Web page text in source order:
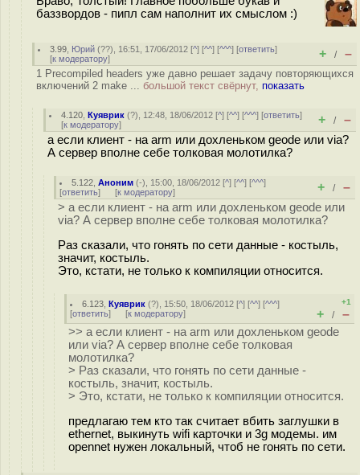
баззвордов - пипл сам наполнит их смыслом :)
3.99 Юрий (??), 16:51, 17/06/2012 [^] [^^] [^^^] [ответить]
[к модератору] + / –
1 Precompiled headers уже давно решает задачу повторяющихся
включений 2 make ... большой текст свёрнут, показать
4.120 ,Куяврик (?), 12:48, 18/06/2012 [^] [^^] [^^^] [ответить]
[к модератору] + / –
а если клиент - на arm или дохленьком geode или via?
А сервер вполне себе толковая молотилка?
5.122 ,Аноним (-), 15:00, 18/06/2012 [^] [^^] [^^^]
[ответить] [к модератору] + / –
> а если клиент - на arm или дохленьком geode или
via? А сервер вполне себе толковая молотилка?
Раз сказали, что гонять по сети данные - костыль,
значит, костыль.
Это, кстати, не только к компиляции относится.
6.123 ,Куяврик (?), 15:50, 18/06/2012 [^] [^^] [^^^]
[ответить] [к модератору]
+1
+ / –
>> а если клиент - на arm или дохленьком geode
или via? А сервер вполне себе толковая
молотилка?
> Раз сказали, что гонять по сети данные -
костыль, значит, костыль.
> Это, кстати, не только к компиляции относится.
предлагаю тем кто так считает вбить заглушки в
ethernet, выкинуть wifi карточки и 3g модемы. им
opennet нужен локальный, чтоб не гонять по сети.